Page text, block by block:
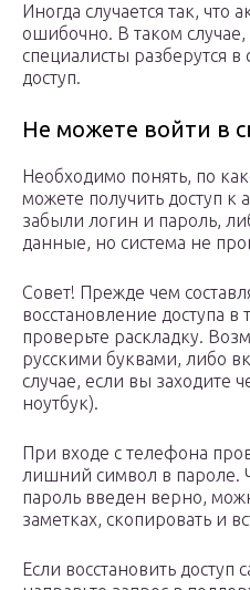
Иногда случается так, что
ошибочно. В таком
специалисты разберутся в
доступ.
Не можете войти в
Необходимо понять, по
можете получить доступ к
забыли логин и пароль,
данные, но система не
Совет! Прежде чем
восстановление доступа
проверьте раскладку.
русскими буквами, либо
случае, если вы заходите
ноутбук).
При входе с телефона
лишний символ в пароле.
пароль введен верно,
заметках, скопировать и
Если восстановить доступ